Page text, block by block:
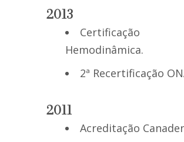
2013
Certificação
Hemodinâmica.
2ª Recertificação
2011
Acreditação